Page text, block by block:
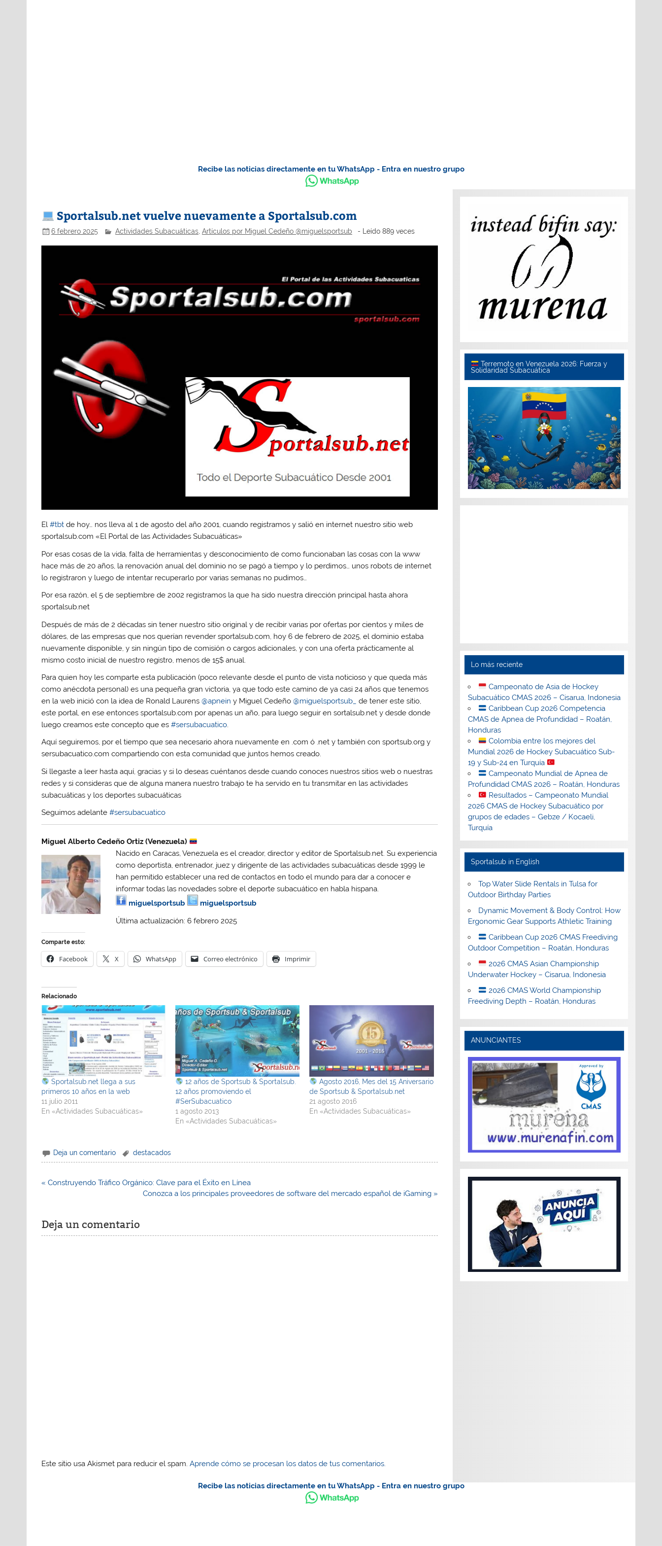
Recibe las noticias directamente en tu WhatsApp - Entra en nuestro grupo
Sportalsub.net vuelve nuevamente a Sportalsub.com
6 febrero 2025 Actividades Subacuáticas, Artículos por Miguel Cedeño @miguelsportsub - Leído 889 veces
El#tbt de hoy… nos lleva al 1 de agosto del año 2001, cuando registramos y salió en internet nuestro sitio web
sportalsub.com «El Portal de las Actividades Subacuáticas»
Por esas cosas de la vida, falta de herramientas y desconocimiento de como funcionaban las cosas con la www
hace más de 20 años, la renovación anual del dominio no se pagó a tiempo y lo perdimos… unos robots de internet
lo registraron y luego de intentar recuperarlo por varias semanas no pudimos…
Por esa razón, el 5 de septiembre de 2002 registramos la que ha sido nuestra dirección principal hasta ahora
sportalsub.net
Después de más de 2 décadas sin tener nuestro sitio original y de recibir varias por ofertas por cientos y miles de
dólares, de las empresas que nos querían revender sportalsub.com, hoy 6 de febrero de 2025, el dominio estaba
nuevamente disponible, y sin ningún tipo de comisión o cargos adicionales, y con una oferta prácticamente al
mismo costo inicial de nuestro registro, menos de 15$ anual.
Para quien hoy les comparte esta publicación (poco relevante desde el punto de vista noticioso y que queda más
como anécdota personal) es una pequeña gran victoria, ya que todo este camino de ya casi 24 años que tenemos
en la web inició con la idea de Ronald Laurens@apnein y Miguel Cedeño@miguelsportsub_
de tener este sitio,
este portal, en ese entonces sportalsub.com por apenas un año, para luego seguir en sortalsub.net y desde donde
luego creamos este concepto que es#sersubacuatico.
Aquí seguiremos, por el tiempo que sea necesario ahora nuevamente en .com ó .net y también con sportsub.org y
sersubacuatico.com compartiendo con esta comunidad que juntos hemos creado.
Si llegaste a leer hasta aquí, gracias y si lo deseas cuéntanos desde cuando conoces nuestros sitios web o nuestras
redes y si consideras que de alguna manera nuestro trabajo te ha servido en tu transmitar en las actividades
subacuáticas y los deportes subacuáticas
Seguimos adelante#sersubacuatico
Miguel Alberto Cedeño Ortiz (Venezuela)
Nacido en Caracas, Venezuela es el creador, director y editor de Sportalsub.net. Su experiencia
como deportista, entrenador, juez y dirigente de las actividades subacuáticas desde 1999 le
han permitido establecer una red de contactos en todo el mundo para dar a conocer e
informar todas las novedades sobre el deporte subacuático en habla hispana.
miguelsportsub
miguelsportsub
Última actualización: 6 febrero 2025
Comparte esto:
Facebook X WhatsApp Correo electrónico Imprimir
Relacionado
Sportalsub.net llega a sus
primeros 10 años en la web
11 julio 2011
En «Actividades Subacuáticas»
12 años de Sportsub & Sportalsub.
12 años promoviendo el
#SerSubacuatico
1 agosto 2013
En «Actividades Subacuáticas»
Agosto 2016, Mes del 15 Aniversario
de Sportsub & Sportalsub.net
21 agosto 2016
En «Actividades Subacuáticas»
Deja un comentario destacados
Navegación
« Construyendo Tráfico Orgánico: Clave para el Éxito en Línea
Conozca a los principales proveedores de software del mercado español de iGaming »
Deja un comentario
Este sitio usa Akismet para reducir el spam.Aprende cómo se procesan los datos de tus comentarios.
Terremoto en Venezuela 2026: Fuerza y
Solidaridad Subacuática
Lo más reciente
Campeonato de Asia de Hockey
Subacuático CMAS 2026 – Cisarua, Indonesia
Caribbean Cup 2026 Competencia
CMAS de Apnea de Profundidad – Roatán,
Honduras
Colombia entre los mejores del
Mundial 2026 de Hockey Subacuático Sub-
19 y Sub-24 en Turquía
Campeonato Mundial de Apnea de
Profundidad CMAS 2026 – Roatán, Honduras
Resultados – Campeonato Mundial
2026 CMAS de Hockey Subacuático por
grupos de edades – Gebze / Kocaeli,
Turquía
Sportalsub in English
Top Water Slide Rentals in Tulsa for
Outdoor Birthday Parties
Dynamic Movement & Body Control: How
Ergonomic Gear Supports Athletic Training
Caribbean Cup 2026 CMAS Freediving
Outdoor Competition – Roatán, Honduras
2026 CMAS Asian Championship
Underwater Hockey – Cisarua, Indonesia
2026 CMAS World Championship
Freediving Depth – Roatán, Honduras
ANUNCIANTES
Recibe las noticias directamente en tu WhatsApp - Entra en nuestro grupo